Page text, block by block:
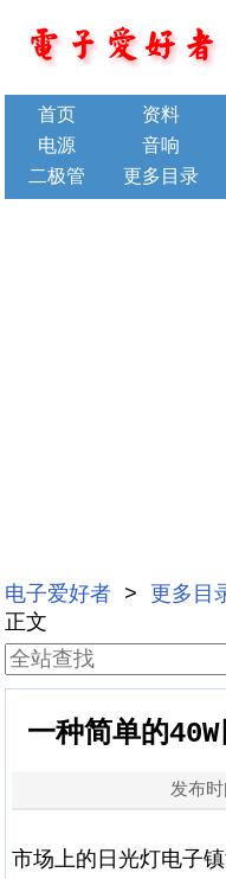
首页 资料
电源
音响
二极管
更多目录
电子爱好者 > 更多目
正文
一种简单的
发布
市场上的日光灯电子